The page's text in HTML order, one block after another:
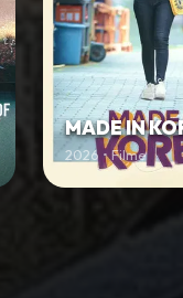
MADE IN
2026 • Filme